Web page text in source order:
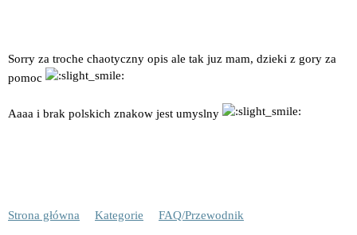
Sorry za troche chaotyczny opis ale tak juz mam, dzieki z gory za
pomoc
Aaaa i brak polskich znakow jest umyslny
Strona główna Kategorie FAQ/Przewodnik